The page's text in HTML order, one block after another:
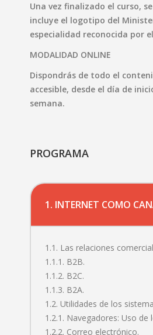
Una vez finalizado el curso,
incluye el logotipo del
especialidad reconocida por
MODALIDAD ONLINE
Dispondrás de todo el
accesible, desde el día de
semana.
PROGRAMA
1. INTERNET COMO
1.1. Las relaciones
1.1.1. B2B.
1.1.2. B2C.
1.1.3. B2A.
1.2. Utilidades de los
1.2.1. Navegadores: Uso
1.2.2. Correo electrónico.